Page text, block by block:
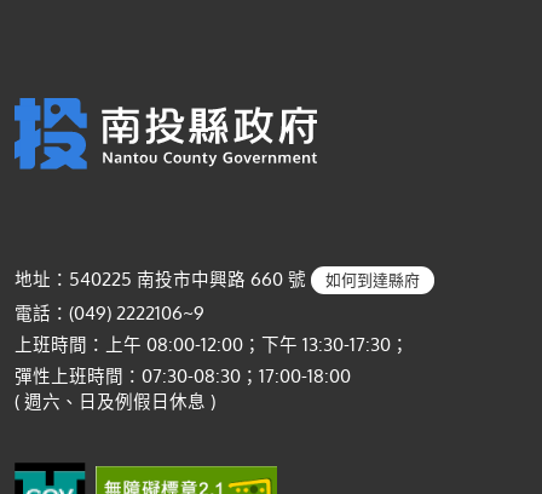
地址：540225 南投市中興路 660 號 如何到達縣府
電話：(049) 2222106~9
上班時間：上午 08:00-12:00；下午 13:30-17:30；
彈性上班時間：07:30-08:30；17:00-18:00
( 週六、日及例假日休息 )